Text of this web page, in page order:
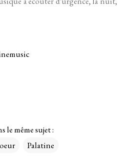
le même sujet :
Palatine